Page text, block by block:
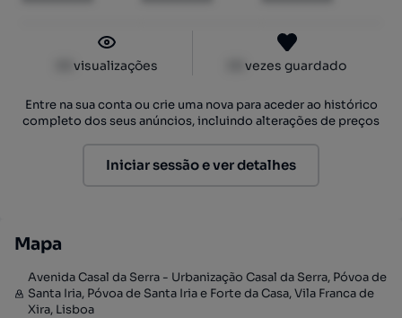
visualizações vezes guardado
Entre na sua conta ou crie uma nova para aceder ao histórico
completo dos seus anúncios, incluindo alterações de preços
Iniciar sessão e ver detalhes
Mapa
Avenida Casal da Serra - Urbanização Casal da Serra, Póvoa de
Santa Iria, Póvoa de Santa Iria e Forte da Casa, Vila Franca de
Xira, Lisboa